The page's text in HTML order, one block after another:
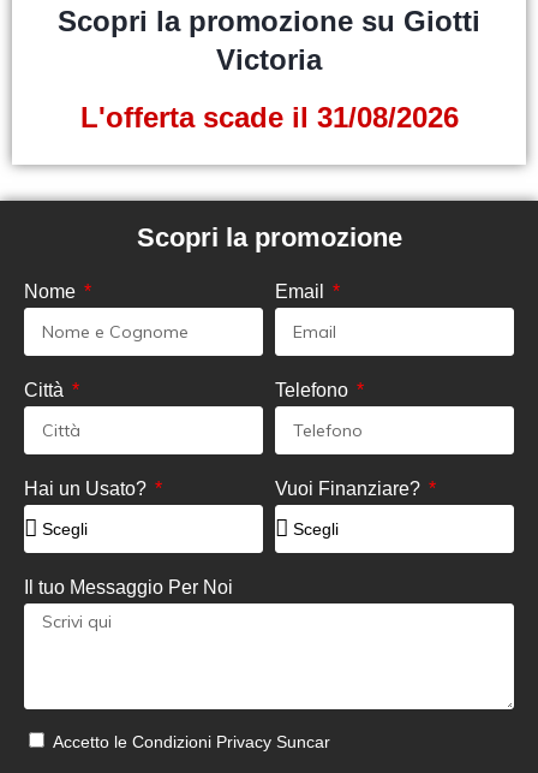
Scopri la promozione su Giotti
Victoria
L'offerta scade il 31/08/2026
Scopri la promozione
Nome Email
Città Telefono
Hai un Usato? Vuoi Finanziare?
Il tuo Messaggio Per Noi
Accetto le Condizioni Privacy Suncar